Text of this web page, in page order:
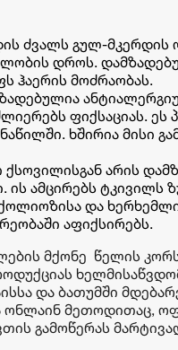
ძვალს გულ-მკერდის
დროს.
ჰაერის მოძრაობას.
ფიქსაციას. ეს
ხშირია მისი
არის
ამცირებს ტკივილს
და
აფიქსირებს.
მქონე წელის
და ბათუმში
ონლაინ მეთოდითაც,
გამოწერას